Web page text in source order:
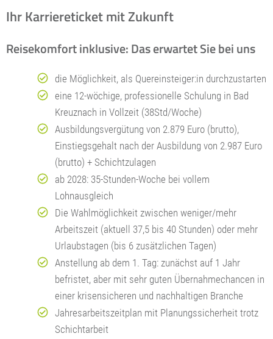
Ihr Karriereticket mit Zukunft
Reisekomfort inklusive: Das erwartet Sie bei uns
die Möglichkeit, als Quereinsteiger:in durchzustarten
eine 12-wöchige, professionelle Schulung in Bad
Kreuznach in Vollzeit (38Std/Woche)
Ausbildungsvergütung von 2.879 Euro (brutto),
Einstiegsgehalt nach der Ausbildung von 2.987 Euro
(brutto) + Schichtzulagen
ab 2028: 35-Stunden-Woche bei vollem
Lohnausgleich
Die Wahlmöglichkeit zwischen weniger/mehr
Arbeitszeit (aktuell 37,5 bis 40 Stunden) oder mehr
Urlaubstagen (bis 6 zusätzlichen Tagen)
Anstellung ab dem 1. Tag: zunächst auf 1 Jahr
befristet, aber mit sehr guten Übernahmechancen in
einer krisensicheren und nachhaltigen Branche
Jahresarbeitszeitplan mit Planungssicherheit trotz
Schichtarbeit